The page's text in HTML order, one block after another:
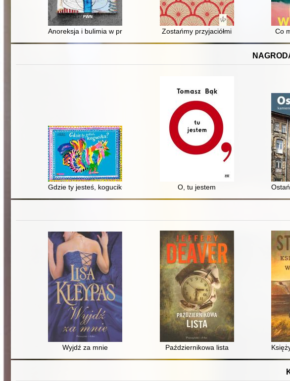
Anoreksja i bulimia w praktyce terapeutycznejZostańmy przyjaciółmi Co
Gdzie ty jesteś, koguciku? O, tu jestem
Wyjdź za mnie Październikowa lista